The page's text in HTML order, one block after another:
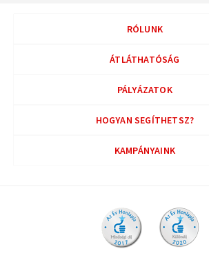
RÓLUNK
ÁTLÁTHATÓSÁG
PÁLYÁZATOK
HOGYAN SEGÍTHETSZ?
KAMPÁNYAINK